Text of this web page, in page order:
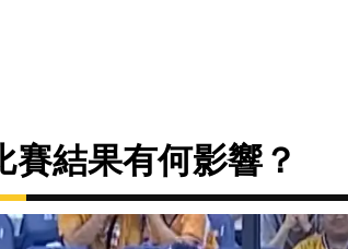
賽結果有何影響？